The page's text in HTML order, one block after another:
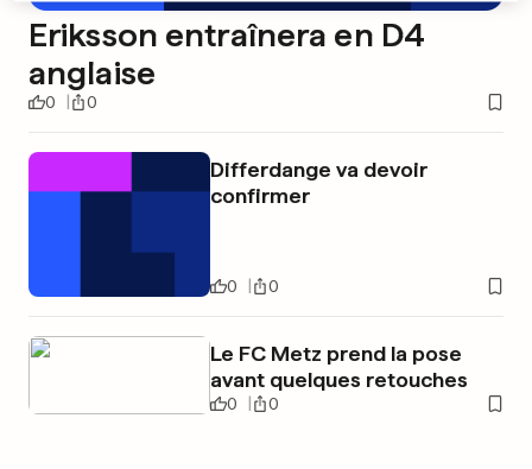
Eriksson entraînera en D4
anglaise
0 0
Differdange va devoir
confirmer
0 0
Le FC Metz prend la pose
avant quelques retouches
0 0